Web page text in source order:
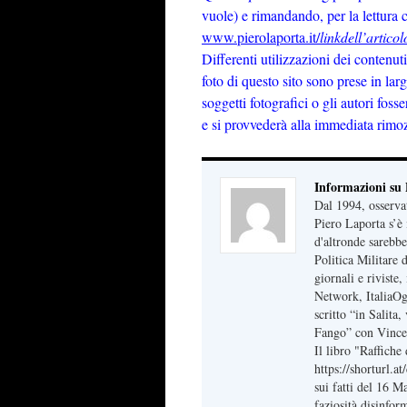
vuole) e rimandando, per la lettura
www.pierolaporta.it/
Differenti utilizzazioni dei
foto di questo sito sono prese in
soggetti fotografici o gli autori
e si provvederà alla immediata
Informazioni su
Dal 1994,
Piero Laporta
d'altronde
Politica Militare
giornali e
Network,
scritto “in Salita,
Fango” con
Il libro "Raffiche
https://
sui fatti del 16